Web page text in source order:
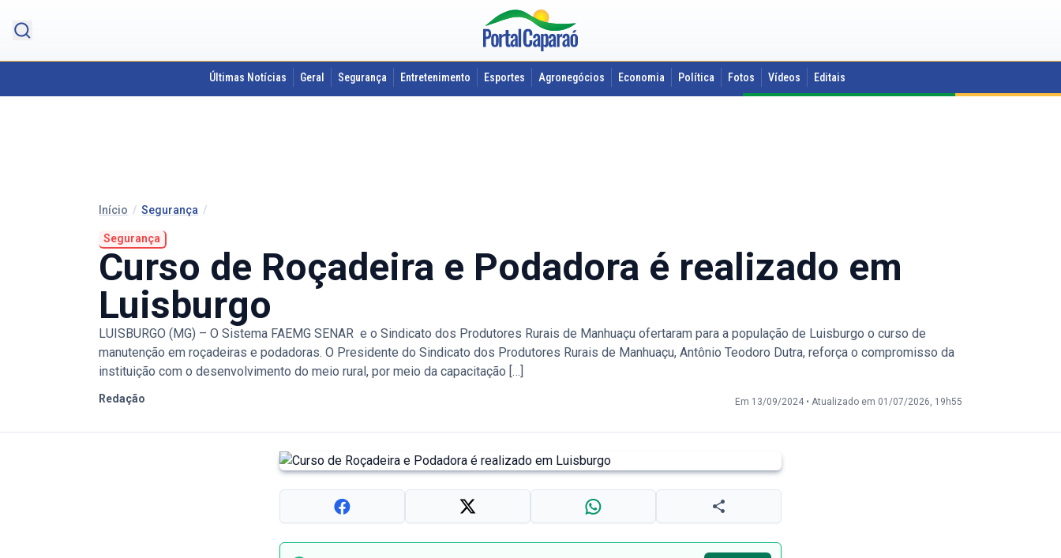
Últimas Notícias Geral Segurança Entretenimento Esportes Agronegócios Economia Política Fotos Vídeos Editais
Início /Segurança /
Segurança
Curso de Roçadeira e Podadora é realizado em
Luisburgo
LUISBURGO (MG) – O Sistema FAEMG SENAR e o Sindicato dos Produtores Rurais de Manhuaçu ofertaram para a população de Luisburgo o curso de
manutenção em roçadeiras e podadoras. O Presidente do Sindicato dos Produtores Rurais de Manhuaçu, Antônio Teodoro Dutra, reforça o compromisso da
instituição com o desenvolvimento do meio rural, por meio da capacitação […]
Redação Em 13/09/2024 • Atualizado em 01/07/2026, 19h55